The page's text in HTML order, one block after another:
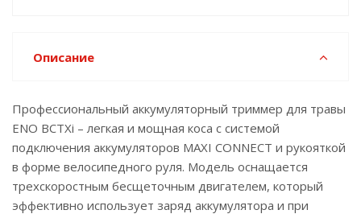
Описание
Профессиональный аккумуляторный триммер для травы
ENO BCTXi – легкая и мощная коса с системой
подключения аккумуляторов MAXI CONNECT и рукояткой
в форме велосипедного руля. Модель оснащается
трехскоростным бесщеточным двигателем, который
эффективно использует заряд аккумулятора и при